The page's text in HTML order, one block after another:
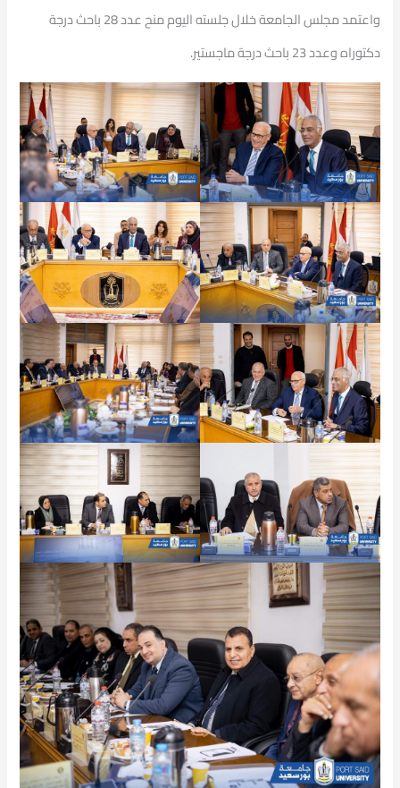
واعتمد مجلس الجامعة خلال جلسته اليوم منح عدد 28 باحث درجة
دكتوراه وعدد 23 باحث درجة ماجستير.